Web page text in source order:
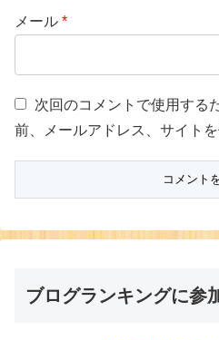
メール *
次回のコメントで使用する
前、メールアドレス、サイトを
ブログランキングに参